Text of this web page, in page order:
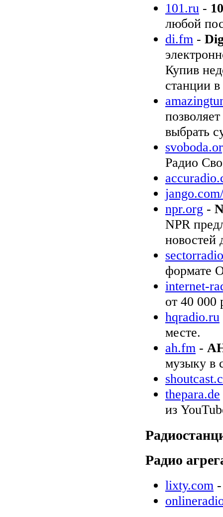
101.ru -
любой
di.fm -
Купив
станции
выбрать
Радио
npr.org -
NPR
новостей
формате
internet-
от 40 000
hqradio.ru
месте.
ah.fm -
музыку в
thepara.de
из
Радио
lixty.com